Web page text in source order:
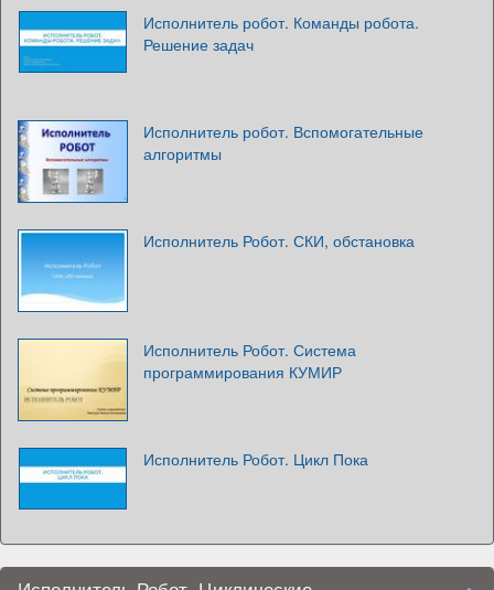
Исполнитель робот. Команды робота.
Решение задач
Исполнитель робот. Вспомогательные
алгоритмы
Исполнитель Робот. СКИ, обстановка
Исполнитель Робот. Система
программирования КУМИР
Исполнитель Робот. Цикл Пока